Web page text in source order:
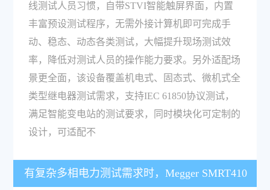
线测试人员习惯，自带STVI智能触屏界面，内置
丰富预设测试程序，无需外接计算机即可完成手
动、稳态、动态各类测试，大幅提升现场测试效
率，降低对测试人员的操作能力要求。另外适配场
景更全面，该设备覆盖机电式、固态式、微机式全
类型继电器测试需求，支持IEC 61850协议测试，
满足智能变电站的测试要求，同时模块化可定制的
设计，可适配不
有复杂多相电力测试需求时，Megger SMRT410